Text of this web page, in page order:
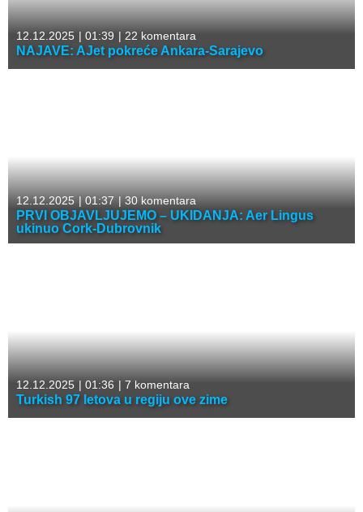
12.12.2025 | 01:39 | 22 komentara
NAJAVE: AJet pokreće Ankara-Sarajevo
12.12.2025 |01:37 |30 komentara
PRVI OBJAVLJUJEMO – UKIDANJA: Aer Lingus
ukinuo Cork-Dubrovnik
12.12.2025 | 01:36 | 7 komentara
Turkish 97 letova u regiju ove zime